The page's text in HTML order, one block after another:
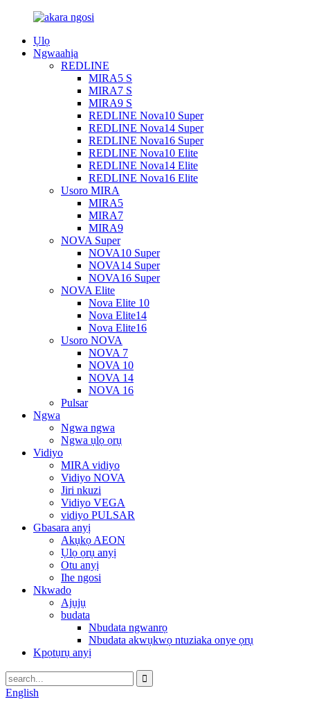
Ụlọ
Ngwaahịa
REDLINE
MIRA5 S
MIRA7 S
MIRA9 S
REDLINE Nova10 Super
REDLINE Nova14 Super
REDLINE Nova16 Super
REDLINE Nova10 Elite
REDLINE Nova14 Elite
REDLINE Nova16 Elite
Usoro MIRA
MIRA5
MIRA7
MIRA9
NOVA Super
NOVA10 Super
NOVA14 Super
NOVA16 Super
NOVA Elite
Nova Elite 10
Nova Elite14
Nova Elite16
Usoro NOVA
NOVA 7
NOVA 10
NOVA 14
NOVA 16
Pulsar
Ngwa
Ngwa ngwa
Ngwa ụlọ ọrụ
Vidiyo
MIRA vidiyo
Vidiyo NOVA
Jiri nkuzi
Vidiyo VEGA
vidiyo PULSAR
Gbasara anyị
Akụkọ AEON
Ụlọ ọrụ anyị
Otu anyị
Ihe ngosi
Nkwado
Ajụjụ
budata
Nbudata ngwanrọ
Nbudata akwụkwọ ntuziaka onye ọrụ
Kpọtụrụ anyị
English